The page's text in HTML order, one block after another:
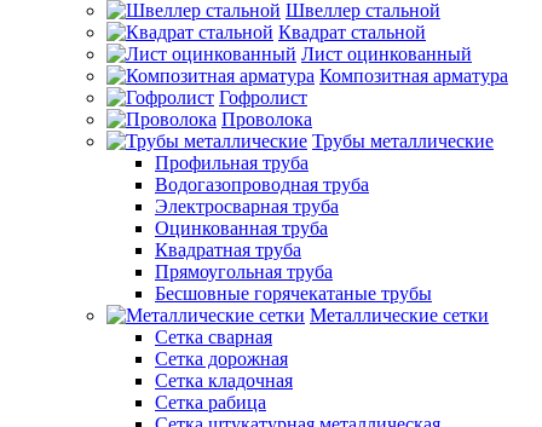
Швеллер стальной
Квадрат стальной
Лист оцинкованный
Композитная арматура
Гофролист
Проволока
Трубы металлические
Профильная труба
Водогазопроводная труба
Электросварная труба
Оцинкованная труба
Квадратная труба
Прямоугольная труба
Бесшовные горячекатаные трубы
Металлические сетки
Сетка сварная
Сетка дорожная
Сетка кладочная
Сетка рабица